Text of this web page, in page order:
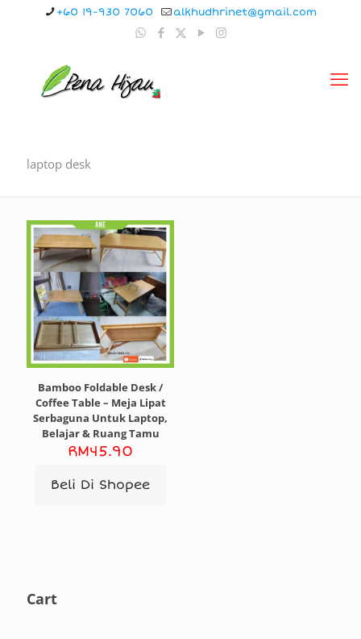
+60 19-930 7060 alkhudhrinet@gmail.com
laptop desk
Bamboo Foldable Desk /
Coffee Table – Meja Lipat
Serbaguna Untuk Laptop,
Belajar & Ruang Tamu
RM45.90
Beli Di Shopee
Cart